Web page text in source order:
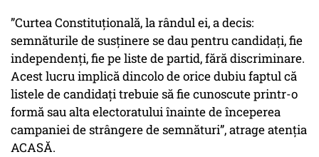
”Curtea Constituțională, la rândul ei, a decis:
semnăturile de susținere se dau pentru candidați, fie
independenți, fie pe liste de partid, fără discriminare.
Acest lucru implică dincolo de orice dubiu faptul că
listele de candidați trebuie să fie cunoscute printr-o
formă sau alta electoratului înainte de începerea
campaniei de strângere de semnături”, atrage atenția
ACASĂ.